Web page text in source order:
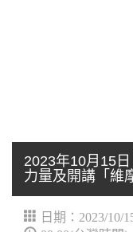
2023年10月15
力量及開講「維
日期：2023/10/